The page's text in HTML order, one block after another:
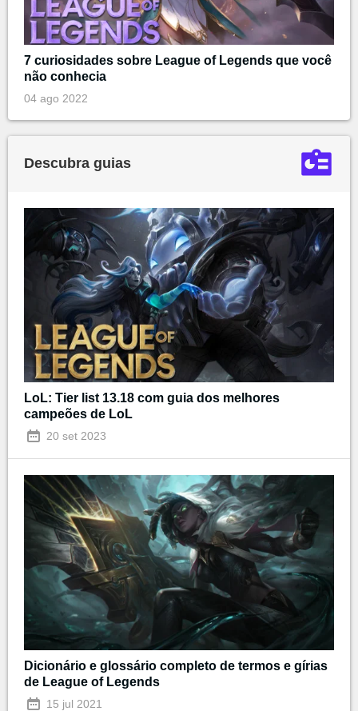
7 curiosidades sobre League of Legends que você
não conhecia
04 ago 2022
Descubra guias
LoL: Tier list 13.18 com guia dos melhores
campeões de LoL
20 set 2023
Dicionário e glossário completo de termos e gírias
de League of Legends
15 jul 2021